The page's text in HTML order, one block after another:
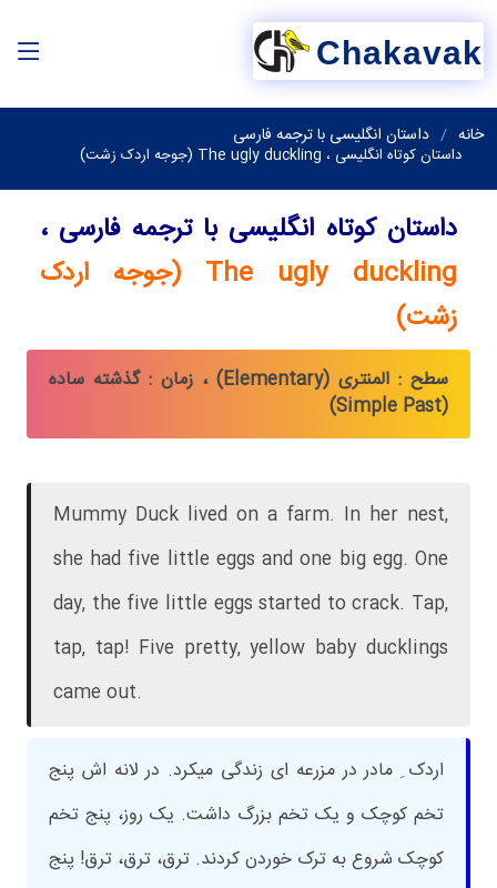
Chakavak
خانه داستان انگلیسی با ترجمه فارسی
داستان کوتاه انگلیسی ، The ugly duckling (جوجه اردک زشت)
داستان کوتاه انگلیسی با ترجمه فارسی ،
The ugly duckling (جوجه اردک
زشت)
سطح : المنتری (Elementary) ، زمان : گذشته ساده
(Simple Past)
Mummy Duck lived on a farm. In her nest,
she had five little eggs and one big egg. One
day, the five little eggs started to crack. Tap,
tap, tap! Five pretty, yellow baby ducklings
came out.
اردک ِ مادر در مزرعه ای زندگی میکرد. در لانه اش پنج
تخم کوچک و یک تخم بزرگ داشت. یک روز، پنج تخم
کوچک شروع به ترک خوردن کردند. ترق، ترق، ترق! پنج